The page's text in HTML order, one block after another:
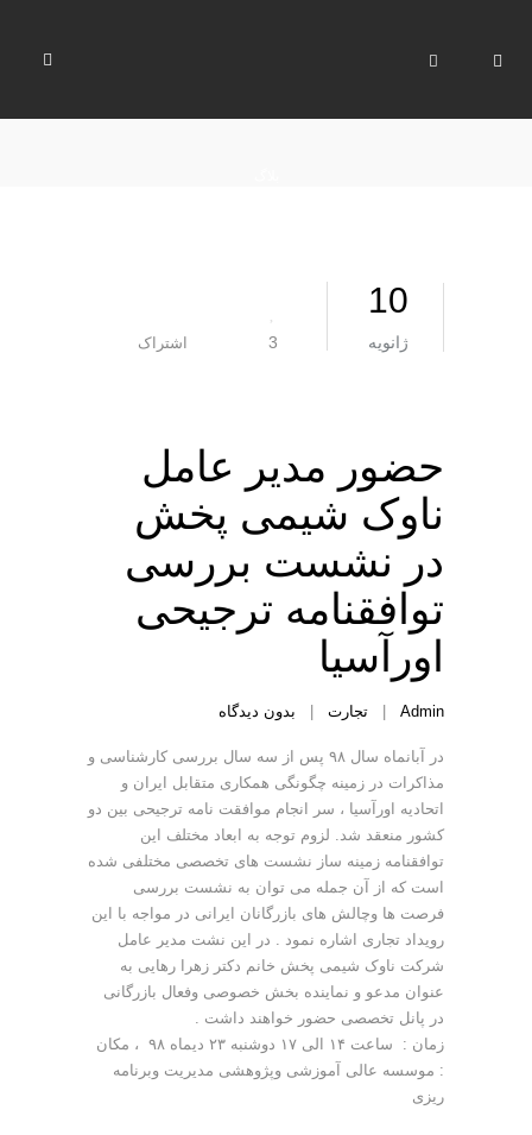
10
ژانویه 3 اشتراک
حضور مدیر عامل
ناوک شیمی پخش
در نشست بررسی
توافقنامه ترجیحی
اورآسیا
Admin تجارت بدون دیدگاه
در آبانماه سال ۹۸ پس از سه سال بررسی کارشناسی و
مذاکرات در زمینه چگونگی همکاری متقابل ایران و
اتحادیه اورآسیا ، سر انجام موافقت نامه ترجیحی بین دو
کشور منعقد شد. لزوم توجه به ابعاد مختلف این
توافقنامه زمینه ساز نشست های تخصصی مختلفی شده
است که از آن جمله می توان به نشست بررسی
فرصت ها وچالش های بازرگانان ایرانی در مواجه با این
رویداد تجاری اشاره نمود . در این نشت مدیر عامل
شرکت ناوک شیمی پخش خانم دکتر زهرا رهایی به
عنوان مدعو و نماینده بخش خصوصی وفعال بازرگانی
در پانل تخصصی حضور خواهند داشت .
زمان : ساعت ۱۴ الی ۱۷ دوشنبه ۲۳ دیماه ۹۸ ، مکان
: موسسه عالی آموزشی وپژوهشی مدیریت وبرنامه
ریزی